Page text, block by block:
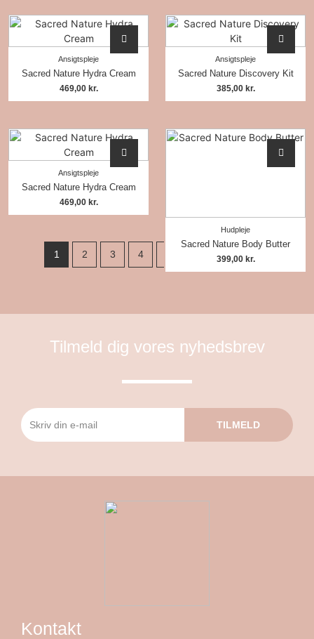
Ansigtspleje
Sacred Nature Hydra Cream
469,00 kr.
Ansigtspleje
Sacred Nature Discovery Kit
385,00 kr.
Ansigtspleje
Sacred Nature Hydra Cream
469,00 kr.
Hudpleje
Sacred Nature Body Butter
399,00 kr.
1 2 3 4 7
Tilmeld dig vores nyhedsbrev
TILMELD
Kontakt